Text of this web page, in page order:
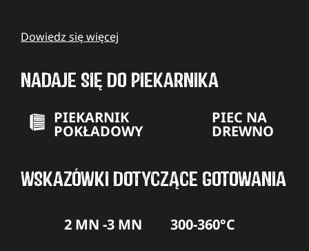
Dowiedz się więcej
NADAJE SIĘ DO PIEKARNIKA
PIEKARNIK
POKŁADOWY
PIEC NA
DREWNO
WSKAZÓWKI DOTYCZĄCE GOTOWANIA
2 MN -3 MN 300-360°C